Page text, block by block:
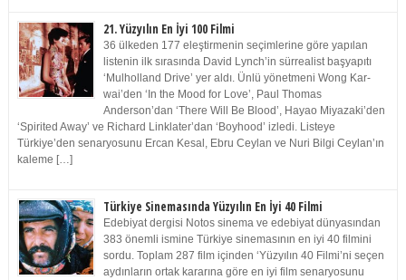
21. Yüzyılın En İyi 100 Filmi
36 ülkeden 177 eleştirmenin seçimlerine göre yapılan
listenin ilk sırasında David Lynch’in sürrealist başyapıtı
‘Mulholland Drive’ yer aldı. Ünlü yönetmeni Wong Kar-
wai’den ‘In the Mood for Love’, Paul Thomas
Anderson’dan ‘There Will Be Blood’, Hayao Miyazaki’den
‘Spirited Away’ ve Richard Linklater’dan ‘Boyhood’ izledi. Listeye
Türkiye’den senaryosunu Ercan Kesal, Ebru Ceylan ve Nuri Bilgi Ceylan’ın
kaleme […]
Türkiye Sinemasında Yüzyılın En İyi 40 Filmi
Edebiyat dergisi Notos sinema ve edebiyat dünyasından
383 önemli ismine Türkiye sinemasının en iyi 40 filmini
sordu. Toplam 287 film içinden ‘Yüzyılın 40 Filmi’ni seçen
aydınların ortak kararına göre en iyi film senaryosunu